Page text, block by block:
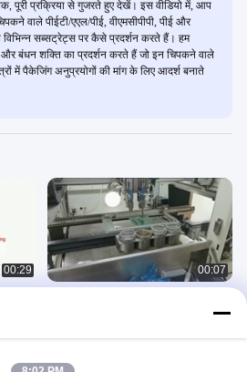
पूरी प्रक्रिया से गुजरते हुए देखें। इस वीडियो में, आप
वाले पीईटी/एएल/पीई, वीएमसीपीपी, पीई और
विभिन्न सब्सट्रेट्स पर कैसे प्रदर्शन करते हैं। हम
और बंधन शक्ति का प्रदर्शन करते हैं जो इन चिपकने वाले
में पैकेजिंग अनुप्रयोगों की मांग के लिए आदर्श बनाते
00:29
00:07